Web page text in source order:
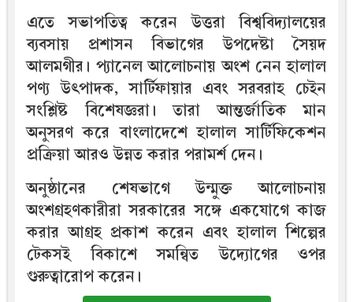
এতে সভাপতিত্ব করেন উত্তরা বিশ্ববিদ্যালয়ের
ব্যবসায় প্রশাসন বিভাগের উপদেষ্টা সৈয়দ
আলমগীর। প্যানেল আলোচনায় অংশ নেন হালাল
পণ্য উৎপাদক, সার্টিফায়ার এবং সরবরাহ চেইন
সংশ্লিষ্ট বিশেষজ্ঞরা। তারা আন্তর্জাতিক মান
অনুসরণ করে বাংলাদেশে হালাল সার্টিফিকেশন
প্রক্রিয়া আরও উন্নত করার পরামর্শ দেন।
অনুষ্ঠানের শেষভাগে উন্মুক্ত আলোচনায়
অংশগ্রহণকারীরা সরকারের সঙ্গে একযোগে কাজ
করার আগ্রহ প্রকাশ করেন এবং হালাল শিল্পের
টেকসই বিকাশে সমন্বিত উদ্যোগের ওপর
গুরুত্বারোপ করেন।